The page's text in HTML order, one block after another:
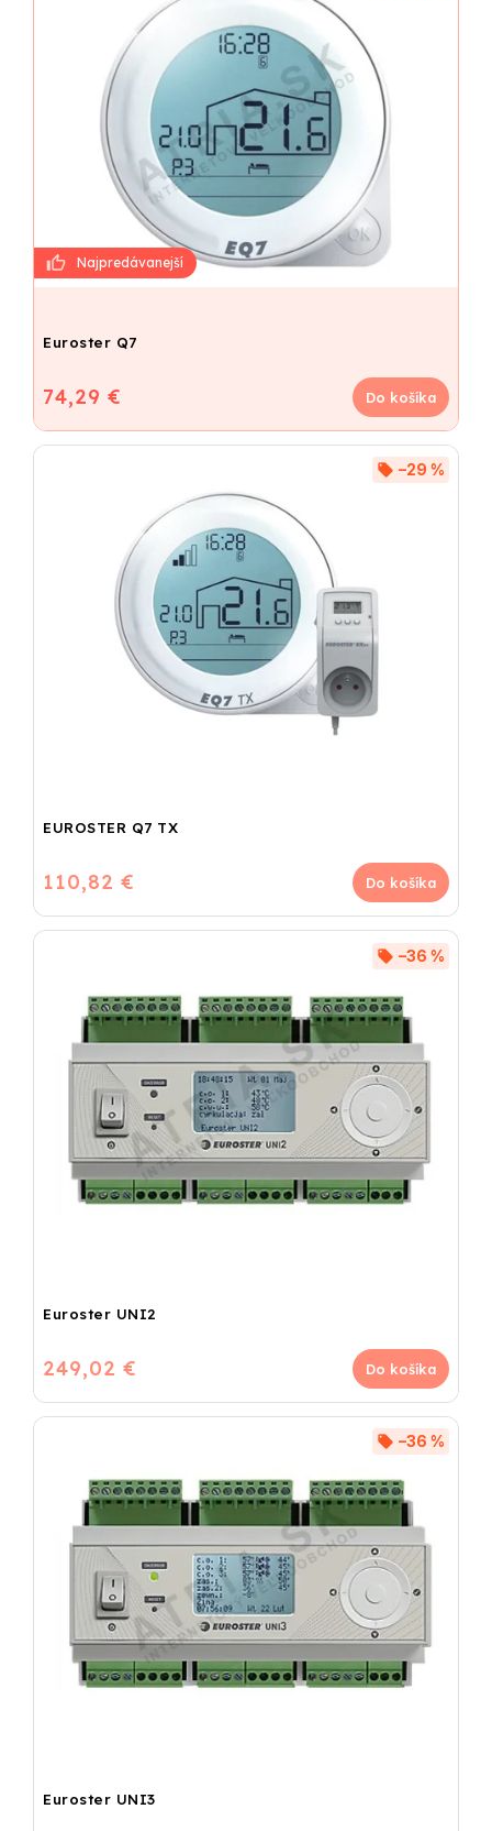
Euroster Q7
74,29 € Do košíka
EUROSTER Q7 TX
–29 %
110,82 € Do košíka
Euroster UNI2
–36 %
249,02 € Do košíka
Euroster UNI3
–36 %